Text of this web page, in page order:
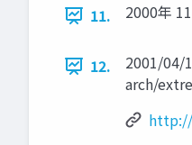
11. 2000年 11
12.
2001/04/
arch/